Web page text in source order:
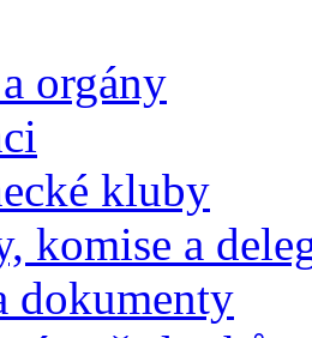
orgány
kluby
komise a
dokumenty